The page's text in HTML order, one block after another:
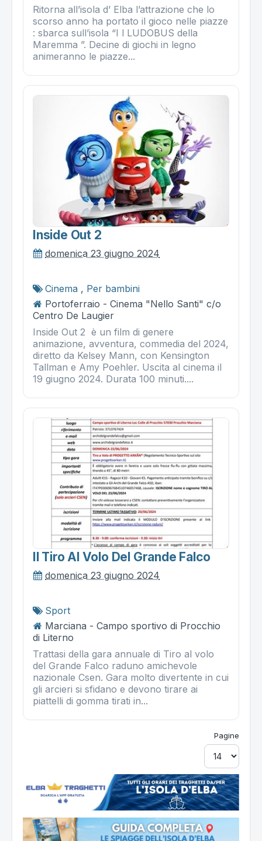
Ritorna all’isola d’ Elba l’attrazione che lo
scorso anno ha portato il gioco nelle piazze
: sbarca sull’isola “I l LUDOBUS della
Maremma ”. Decine di giochi in legno
animeranno le piazze...
Inside Out 2
domenica 23 giugno 2024
Cinema , Per bambini
Portoferraio - Cinema "Nello Santi" c/o
Centro De Laugier
Inside Out 2 è un film di genere
animazione, avventura, commedia del 2024,
diretto da Kelsey Mann, con Kensington
Tallman e Amy Poehler. Uscita al cinema il
19 giugno 2024. Durata 100 minuti....
Il Tiro Al Volo Del Grande Falco
domenica 23 giugno 2024
Sport
Marciana - Campo sportivo di Procchio
di Literno
Trattasi della gara annuale di Tiro al volo
del Grande Falco raduno amichevole
nazionale Csen. Gara molto divertente in cui
gli arcieri si sfidano e devono tirare ai
piattelli di gomma tirati in...
Pagine